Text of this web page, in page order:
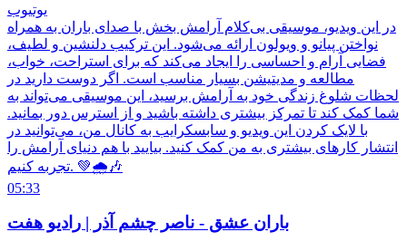
یوتیوب
در این ویدیو، موسیقی بی‌کلام آرامش بخش با صدای باران به همراه
نواختن پیانو و ویولون ارائه می‌شود. این ترکیب دلنشین و لطیف،
فضایی آرام و احساسی را ایجاد می‌کند که برای استراحت، خواب،
مطالعه و مدیتیشن بسیار مناسب است. اگر دوست دارید در
لحظات شلوغ زندگی خود به آرامش برسید، این موسیقی می‌تواند به
شما کمک کند تا تمرکز بیشتری داشته باشید و از استرس دور بمانید.
با لایک کردن این ویدیو و سابسکرایب به کانال من، می‌توانید در
انتشار کارهای بیشتری به من کمک کنید. بیایید با هم دنیای آرامش را
تجربه کنیم. 💚🌧🎶
05:33
باران عشق - ناصر چشم آذر | رادیو هفت